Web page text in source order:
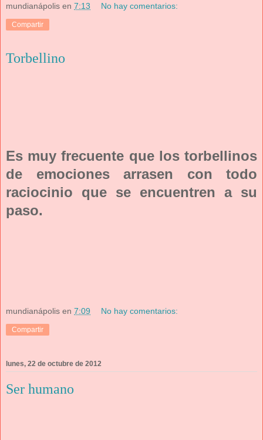
mundianápolis en 7:13 No hay comentarios:
Compartir
Torbellino
Es muy frecuente que los torbellinos
de emociones arrasen con todo
raciocinio que se encuentren a su
paso.
mundianápolis en 7:09 No hay comentarios:
Compartir
lunes, 22 de octubre de 2012
Ser humano